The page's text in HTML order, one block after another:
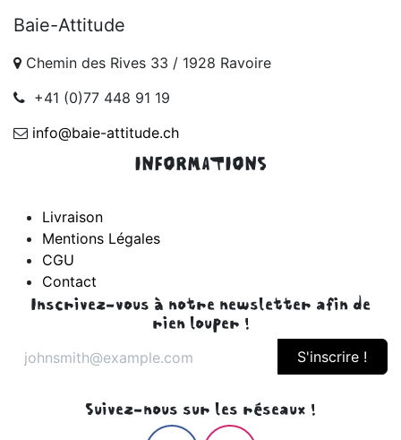
Baie-Attitude
Chemin des Rives 33 / 1928 Ravoire
+41 (0)77 448 91 19
info@baie-attitude.ch
INFORMATIONS
Livraison
Mentions Légales
CGU
Contact
Inscrivez-vous à notre newsletter afin de
rien louper !
S'inscrire !
Suivez-nous sur les réseaux !